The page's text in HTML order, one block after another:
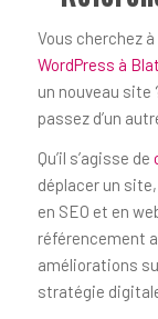
Vous cherchez
WordPress à
un nouveau site
passez d’un
Qu’il s’agisse de
déplacer un
en SEO et en
référencement
améliorations
stratégie